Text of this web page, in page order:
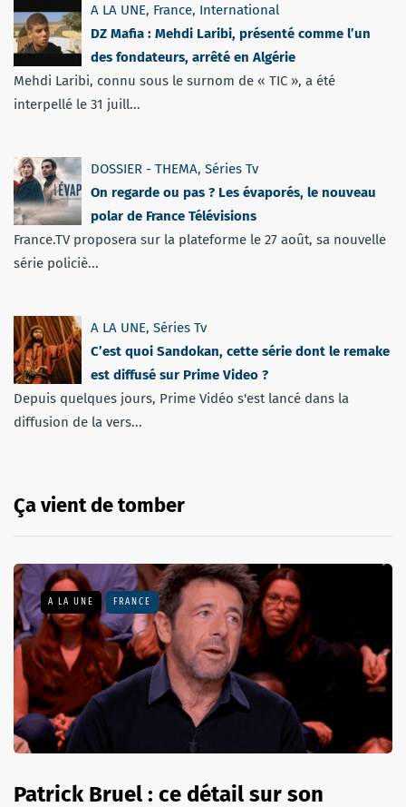
A LA UNE, France, International
DZ Mafia : Mehdi Laribi, présenté comme l’un
des fondateurs, arrêté en Algérie
Mehdi Laribi, connu sous le surnom de « TIC », a été
interpellé le 31 juill...
DOSSIER - THEMA, Séries Tv
On regarde ou pas ? Les évaporés, le nouveau
polar de France Télévisions
France.TV proposera sur la plateforme le 27 août, sa nouvelle
série policiè...
A LA UNE, Séries Tv
C’est quoi Sandokan, cette série dont le remake
est diffusé sur Prime Video ?
Depuis quelques jours, Prime Vidéo s'est lancé dans la
diffusion de la vers...
Ça vient de tomber
A LA UNE FRANCE
Patrick Bruel : ce détail sur son